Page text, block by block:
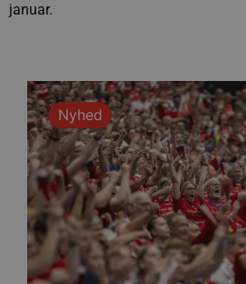
januar.
Nyhed